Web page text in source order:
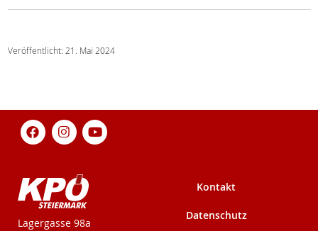
Veröffentlicht: 21. Mai 2024
KPÖ-Steiermark
Lagergasse 98a
Kontakt
Datenschutz